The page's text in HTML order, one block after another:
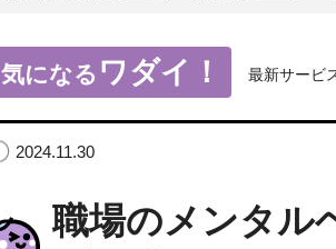
気になる ワダイ！ 最新サービ
2024.11.30
職場のメンタル